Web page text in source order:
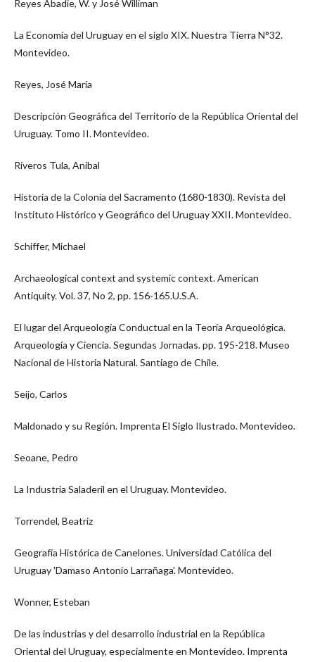
Reyes Abadie, W. y José Williman
La Economía del Uruguay en el siglo XIX. Nuestra Tierra N°32.
Montevideo.
Reyes, José María
Descripción Geográfica del Territorio de la República Oriental del
Uruguay. Tomo II. Montevideo.
Riveros Tula, Anibal
Historia de la Colonia del Sacramento (1680-1830). Revista del
Instituto Histórico y Geográfico del Uruguay XXII. Montevideo.
Schiffer, Michael
Archaeological context and systemic context. American
Antiquity. Vol. 37, No 2, pp. 156-165.U.S.A.
El lugar del Arqueología Conductual en la Teoría Arqueológica.
Arqueología y Ciencia. Segundas Jornadas. pp. 195-218. Museo
Nacional de Historia Natural. Santiago de Chile.
Seijo, Carlos
Maldonado y su Región. Imprenta El Siglo Ilustrado. Montevideo.
Seoane, Pedro
La Industria Saladeril en el Uruguay. Montevideo.
Torrendel, Beatriz
Geografía Histórica de Canelones. Universidad Católica del
Uruguay 'Damaso Antonio Larrañaga'. Montevideo.
Wonner, Esteban
De las industrias y del desarrollo industrial en la República
Oriental del Uruguay, especialmente en Montevideo. Imprenta